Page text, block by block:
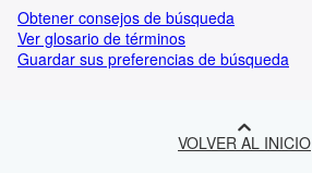
Obtener consejos de búsqueda
Ver glosario de términos
Guardar sus preferencias de búsqueda
VOLVER AL INICIO